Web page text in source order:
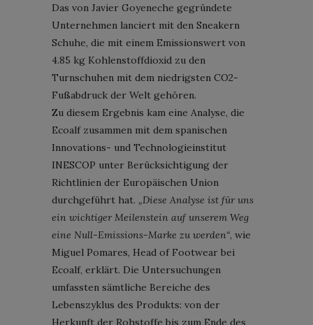
Das von Javier Goyeneche gegründete
Unternehmen lanciert mit den Sneakern
Schuhe, die mit einem Emissionswert von
4.85 kg Kohlenstoffdioxid zu den
Turnschuhen mit dem niedrigsten CO2-
Fußabdruck der Welt gehören.
Zu diesem Ergebnis kam eine Analyse, die
Ecoalf zusammen mit dem spanischen
Innovations- und Technologieinstitut
INESCOP unter Berücksichtigung der
Richtlinien der Europäischen Union
durchgeführt hat. „Diese Analyse ist für uns
ein wichtiger Meilenstein auf unserem Weg
eine Null-Emissions-Marke zu werden“, wie
Miguel Pomares, Head of Footwear bei
Ecoalf, erklärt. Die Untersuchungen
umfassten sämtliche Bereiche des
Lebenszyklus des Produkts: von der
Herkunft der Rohstoffe bis zum Ende des